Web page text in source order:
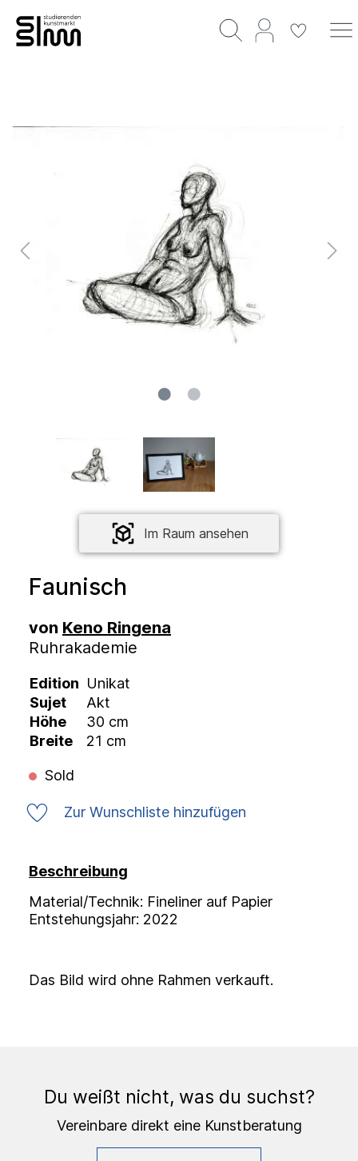
Im Raum ansehen
Faunisch
von Keno Ringena
Ruhrakademie
Edition Unikat
Sujet
Akt
Höhe
30 cm
Breite
21 cm
Sold
Zur Wunschliste hinzufügen
Beschreibung
Material/Technik: Fineliner auf Papier
Entstehungsjahr: 2022
Das Bild wird ohne Rahmen verkauft.
Du weißt nicht, was du suchst?
Vereinbare direkt eine Kunstberatung